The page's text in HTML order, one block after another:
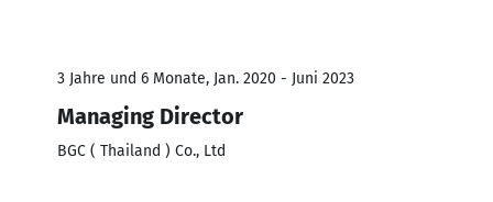
3 Jahre und 6 Monate, Jan. 2020 - Juni 2023
Managing Director
BGC ( Thailand ) Co., Ltd